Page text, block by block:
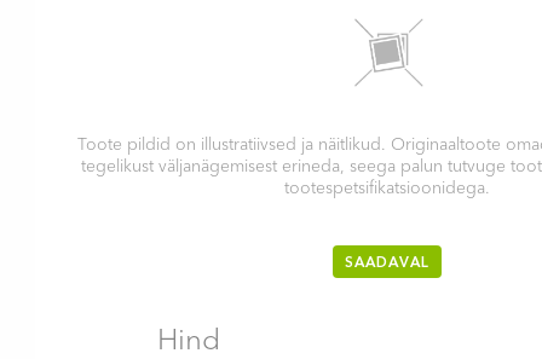
Toote pildid on illustratiivsed ja näitlikud. Originaaltoote
tegelikust väljanägemisest erineda, seega palun tutvuge
tootespetsifikatsioonidega.
SAADAVAL
Hind